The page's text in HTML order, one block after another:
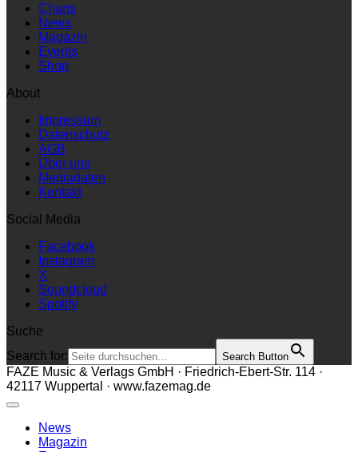
Charts
News
Magazin
Events
Shop
About
Impressum
Datenschutz
AGB
Über uns
Mediadaten
Kontakt
Social Media
Facebook
Instagram
X
Soundcloud
Spotify
Suche
Search for:
Search Button
FAZE Music & Verlags GmbH · Friedrich-Ebert-Str. 114 ·
42117 Wuppertal · www.fazemag.de
News
Magazin